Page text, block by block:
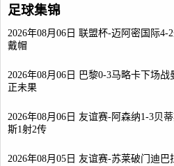
足球集锦
2026年08月06日 联盟杯-迈阿密国际
戴帽
2026年08月06日 巴黎0-3马略卡下场
正未果
2026年08月06日 友谊赛-阿森纳1-3贝
斯1射2传
2026年08月05日 友谊赛-苏莱破门迪